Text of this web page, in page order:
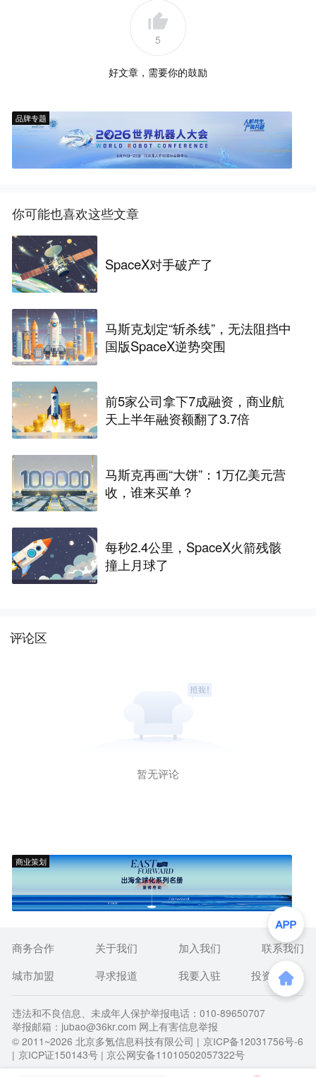
5
好文章，需要你的鼓励
品牌专题
你可能也喜欢这些文章
SpaceX对手破产了
马斯克划定“斩杀线”，无法阻挡中
国版SpaceX逆势突围
前5家公司拿下7成融资，商业航
天上半年融资额翻了3.7倍
马斯克再画“大饼”：1万亿美元营
收，谁来买单？
每秒2.4公里，SpaceX火箭残骸
撞上月球了
评论区
暂无评论
商业策划
商务合作 关于我们 加入我们
联系我们
城市加盟
寻求报道 我要入驻 投资者关系
违法和不良信息、未成年人保护举报电话：010-89650707
举报邮箱：jubao@36kr.com 网上有害信息举报
© 2011~2026 北京多氪信息科技有限公司 | 京ICP备12031756号-6
| 京ICP证150143号 | 京公网安备11010502057322号